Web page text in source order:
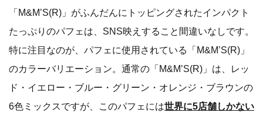
「M&M’S(R)」がふんだんにトッピングされたインパクト
たっぷりのパフェは、SNS映えすること間違いなしです。
特に注目なのが、パフェに使用されている「M&M’S(R)」
のカラーバリエーション。通常の「M&M’S(R)」は、レッ
ド・イエロー・ブルー・グリーン・オレンジ・ブラウンの
6色ミックスですが、このパフェには世界に5店舗しかない